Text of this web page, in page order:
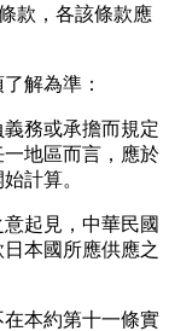
款，各該條款應
解為準：
務或承擔而規定
地區而言，應於
計算。
起見，中華民國
本國所應供應之
本約第十一條實